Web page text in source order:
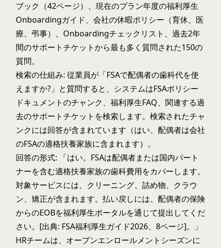
ブック（42ページ）、現在のプラン年度の福利厚生
Onboardingガイド、会社の休暇ポリシー（育休、医
療、弔事）、Onboardingチェックリスト、過去2年
間のサポートチケットから最も多く質問された150の
質問。
検索の仕組み: 従業員が「FSAで配偶者の歯科代を使
えますか?」と質問すると、システムはFSAポリシー
ドキュメントのチャンク、福利厚生FAQ、関連する過
去のサポートチケットを検索します。検索されたチャ
ンクには回答が含まれています（はい、配偶者は会社
のFSAの適格扶養家族に含まれます）。
回答の形式: 「はい。FSAは配偶者または国内パート
ナーを含む適格扶養家族の歯科費用をカバーします。
対象サービスには、クリーニング、詰め物、クラウ
ン、矯正が含まれます。払い戻しには、配偶者の保険
からのEOBを福利厚生ポータルを通じて提出してくだ
さい。[出典: FSA福利厚生ガイド2026、8ページ]。」
HRチームは、オープンエンロールメントシーズンに